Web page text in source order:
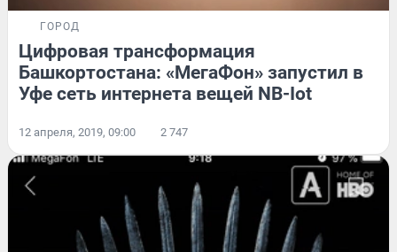
ГОРОД
Цифровая трансформация
Башкортостана: «МегаФон» запустил в
Уфе сеть интернета вещей NB-Iot
12 апреля, 2019, 09:00 2 747